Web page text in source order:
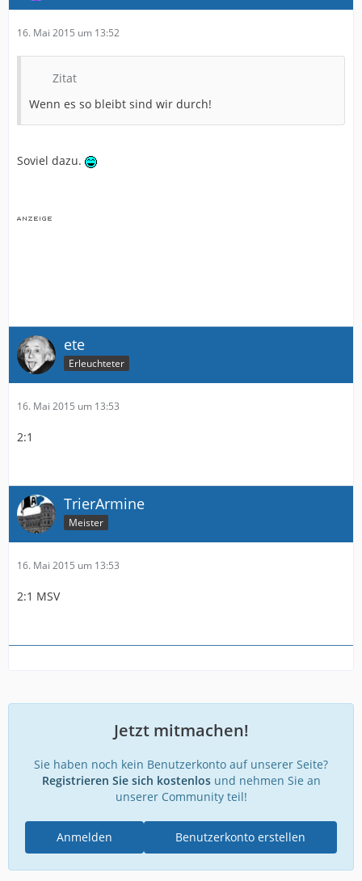
16. Mai 2015 um 13:52
Zitat
Wenn es so bleibt sind wir durch!
Soviel dazu.
ete
Erleuchteter
16. Mai 2015 um 13:53
2:1
TrierArmine
Meister
16. Mai 2015 um 13:53
2:1 MSV
Jetzt mitmachen!
Sie haben noch kein Benutzerkonto auf unserer Seite?
Registrieren Sie sich kostenlosund nehmen Sie an
unserer Community teil!
Benutzerkonto erstellen
Anmelden